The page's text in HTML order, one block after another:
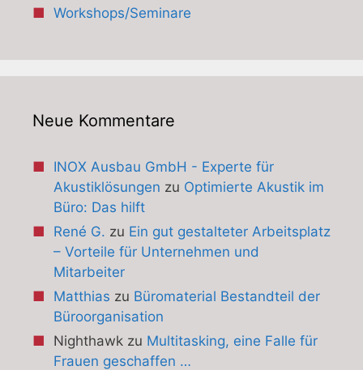
Workshops/Seminare
Neue Kommentare
INOX Ausbau GmbH - Experte für
Akustiklösungen zu Optimierte Akustik im
Büro: Das hilft
René G. zu Ein gut gestalteter Arbeitsplatz
– Vorteile für Unternehmen und
Mitarbeiter
Matthias zu Büromaterial Bestandteil der
Büroorganisation
Nighthawkzu Multitasking, eine Falle für
Frauen geschaffen …